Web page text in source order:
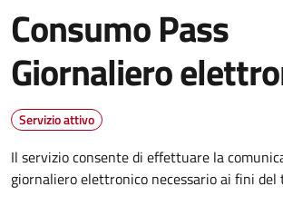
Consumo Pass
Giornaliero
Servizio attivo
Il servizio consente di effettuare la
giornaliero elettronico necessario ai fini